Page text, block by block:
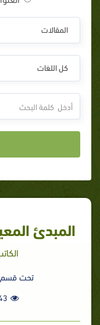
المقالات
كل اللغات
المبدئ
تحت